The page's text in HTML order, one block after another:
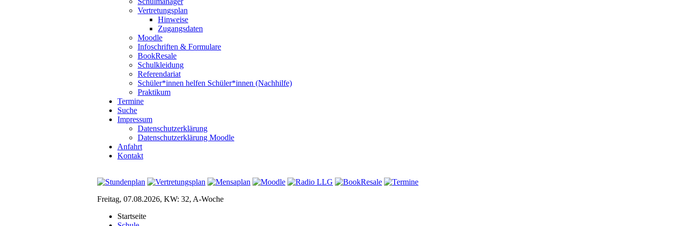
Vertretungsplan
Hinweise
Zugangsdaten
Moodle
Infoschriften & Formulare
BookResale
Schulkleidung
Referendariat
Schüler*innen helfen Schüler*innen (Nachhilfe)
Praktikum
Termine
Suche
Impressum
Datenschutzerklärung
Datenschutzerklärung Moodle
Anfahrt
Kontakt
Freitag, 07.08.2026, KW: 32, A-Woche
Startseite